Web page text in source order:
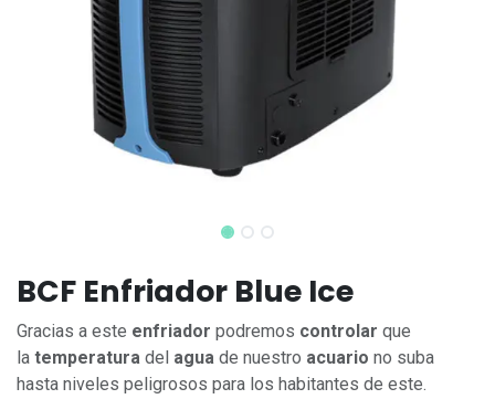
BCF Enfriador Blue Ice
Gracias a este enfriador podremos controlar que
la temperatura del agua de nuestro acuario no suba
hasta niveles peligrosos para los habitantes de este.